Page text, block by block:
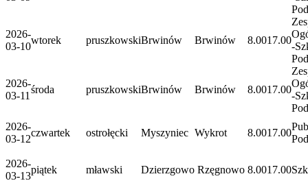
2026-
03-10
wtorek pruszkowskiBrwinów Brwinów 8.0017.00
-
2026-
03-11
środa pruszkowskiBrwinów Brwinów 8.0017.00
-
2026-
03-12
czwartek ostrołęcki Myszyniec Wykrot 8.0017.00
2026-
03-13
piątek mławski Dzierzgowo Rzęgnowo 8.0017.00